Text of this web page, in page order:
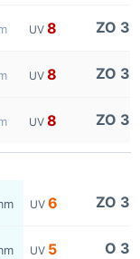
UV 8 ZO 3
UV 8 ZO 3
UV 8 ZO 3
UV 6 ZO 3
UV 5 O 3